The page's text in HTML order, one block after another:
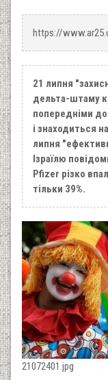
https://
21 липня
дельта-штаму
попередніми
і знаходиться
липня
Ізраїлю
Pfizer різко
тільки 39%.
21072401.jpg